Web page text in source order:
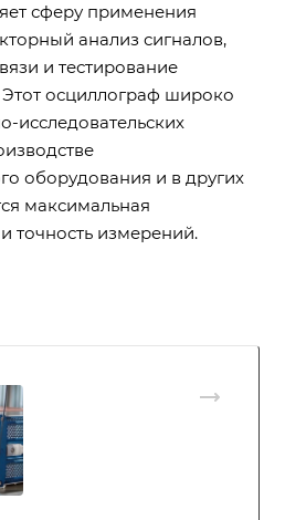
сферу применения
анализ сигналов,
и тестирование
осциллограф широко
исследовательских
оборудования и в других
максимальная
точность измерений.